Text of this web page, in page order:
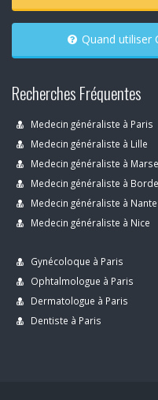
Recherches Fréquentes
Medecin généraliste à Paris
Medecin généraliste à Lille
Medecin généraliste à
Medecin généraliste à
Medecin généraliste à
Medecin généraliste à Nice
Gynécoloque à Paris
Ophtalmologue à Paris
Dermatologue à Paris
Dentiste à Paris